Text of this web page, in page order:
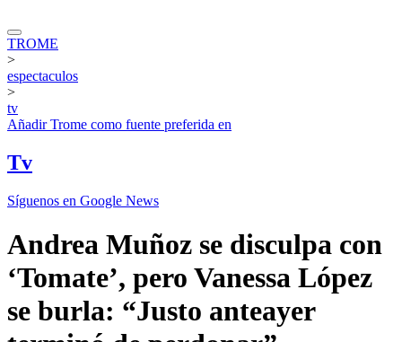
TROME
>
espectaculos
>
tv
AñadirTrome como fuente preferida en
Tv
Síguenos en Google News
Andrea Muñoz se disculpa con
‘Tomate’, pero Vanessa López
se burla: “Justo anteayer